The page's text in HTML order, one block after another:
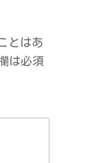
とはあ
は必須